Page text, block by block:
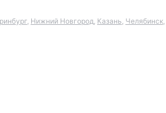
Нижний Новгород Казань Челябинск